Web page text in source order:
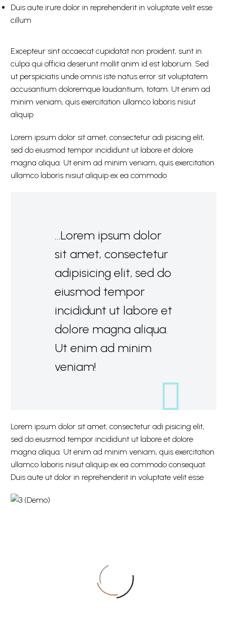
Duis aute irure dolor in reprehenderit in voluptate velit esse
cillum
Excepteur sint occaecat cupidatat non proident, sunt in
culpa qui officia deserunt mollit anim id est laborum. Sed
ut perspiciatis unde omnis iste natus error sit voluptatem
accusantium doloremque laudantium, totam. Ut enim ad
minim veniam, quis exercitation ullamco laboris nisiut
aliquip
Lorem ipsum dolor sit amet, consectetur adi pisicing elit,
sed do eiusmod tempor incididunt ut labore et dolore
magna aliqua. Ut enim ad minim veniam, quis exercitation
ullamco laboris nisiut aliquip ex ea commodo
…Lorem ipsum dolor
sit amet, consectetur
adipisicing elit, sed do
eiusmod tempor
incididunt ut labore et
dolore magna aliqua.
Ut enim ad minim
veniam!
Lorem ipsum dolor sit amet, consectetur adi pisicing elit,
sed do eiusmod tempor incididunt ut labore et dolore
magna aliqua. Ut enim ad minim veniam, quis exercitation
ullamco laboris nisiut aliquip ex ea commodo consequat.
Duis aute ut dolor in reprehenderit in voluptate velit esse